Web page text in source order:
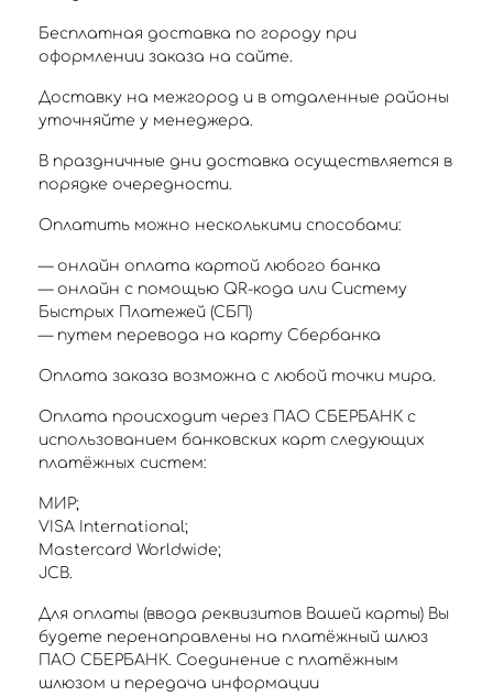
Бесплатная доставка по городу при
оформлении заказа на сайте.
Доставку на межгород и в отдаленные районы
уточняйте у менеджера.
В праздничные дни доставка осуществляется в
порядке очередности.
Оплатить можно несколькими способами:
— онлайн оплата картой любого банка
— онлайн с помощью QR-кода или Систему
Быстрых Платежей (СБП)
— путем перевода на карту Сбербанка
Оплата заказа возможна с любой точки мира.
Оплата происходит через ПАО СБЕРБАНК с
использованием банковских карт следующих
платёжных систем:
МИР;
VISA International;
Mastercard Worldwide;
JCB.
Для оплаты (ввода реквизитов Вашей карты) Вы
будете перенаправлены на платёжный шлюз
ПАО СБЕРБАНК. Соединение с платёжным
шлюзом и передача информации